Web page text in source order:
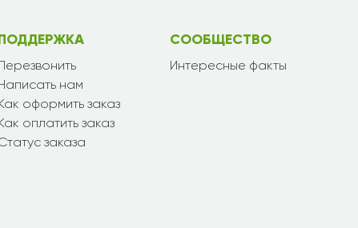
ПОДДЕРЖКА
Перезвонить
Написать нам
Как оформить заказ
Как оплатить заказ
заказа
СООБЩЕСТВО
Интересные факты